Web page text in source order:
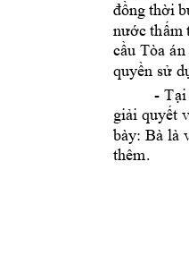
đồng thời
nước thấm
cầu Ta n
quyền sử
- Tại
giải quyết
bày: Bà là
thêm.